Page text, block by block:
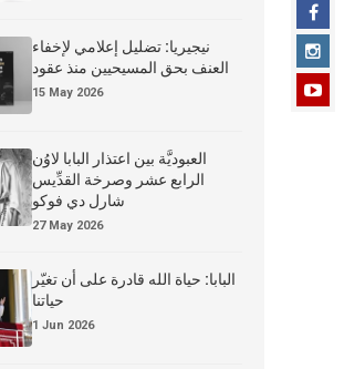
نيجيريا: تضليل إعلامي لإخفاء
العنف بحق المسيحيين منذ عقود
15 May 2026
العبوديَّة بين اعتذار البابا لاوُن
الرابع عشر وصرخة القدِّيس
شارل دي فوكو
27 May 2026
البابا: حياة الله قادرة على أن تغيّر
حياتنا
1 Jun 2026